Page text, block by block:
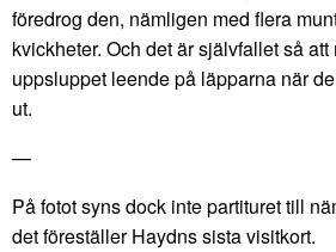
föredrog den, nämligen med flera
kvickheter. Och det är självfallet så att
uppsluppet leende på läpparna när
ut.
—
På fotot syns dock inte partituret till
det föreställer Haydns sista visitkort.